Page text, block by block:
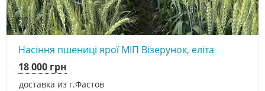
2
Насіння пшениці ярої МІП Візерунок, еліта
доставка из г.Фастов
18 000 грн